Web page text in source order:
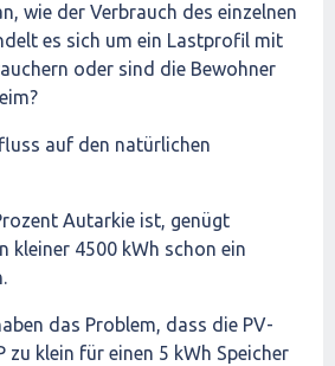
wie der Verbrauch des einzelnen
es sich um ein Lastprofil mit
oder sind die Bewohner
auf den natürlichen
Autarkie ist, genügt
kleiner 4500 kWh schon ein
das Problem, dass die PV-
zu klein für einen 5 kWh Speicher